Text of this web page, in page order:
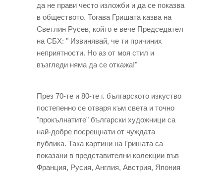
да не прави често изложби и да се показва
в обществото. Тогава Гришата казва на
Светлин Русев, който е вече Председател
на СБХ: " Извинявай, че ти причиних
неприятности. Но аз от моя стил и
възгледи няма да се откажа!"
През 70-те и 80-те г. българското изкуство
постепенно се отваря към света и точно
"прокълнатите" български художници са
най-добре посрещнати от чуждата
публика. Така картини на Гришата са
показани в представителни колекции във
Франция, Русия, Англия, Австрия, Япония